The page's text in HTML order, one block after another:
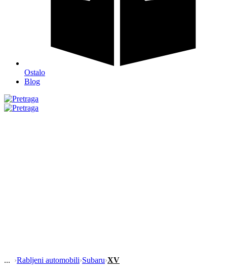
Ostalo
Blog
›Rabljeni automobili›Subaru›XV